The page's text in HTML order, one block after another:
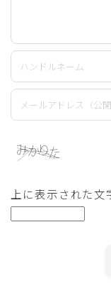
上に表示された文